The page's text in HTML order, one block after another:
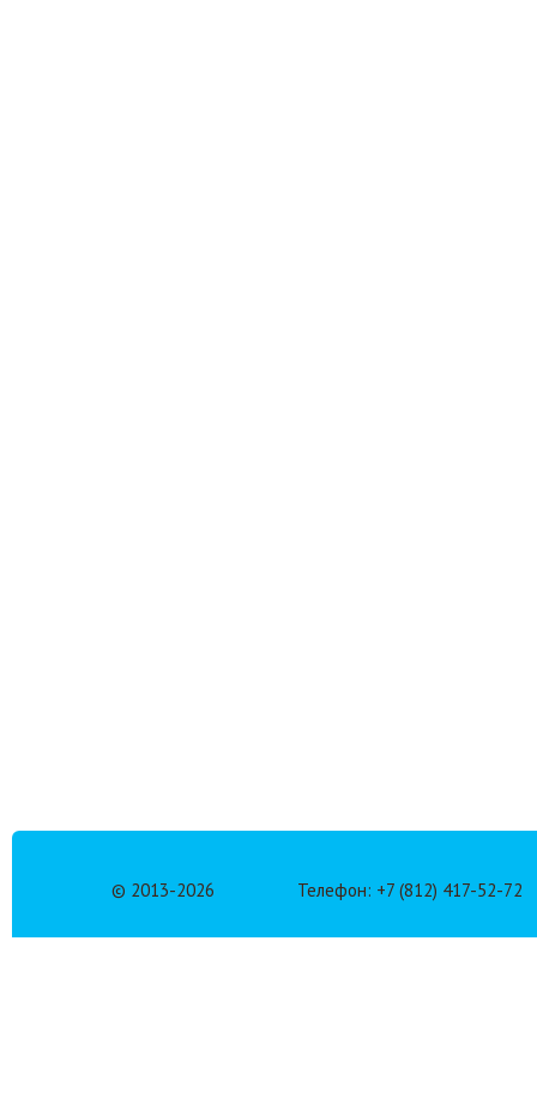
© 2013-2026 Телефон: +7 (812) 417-52-72